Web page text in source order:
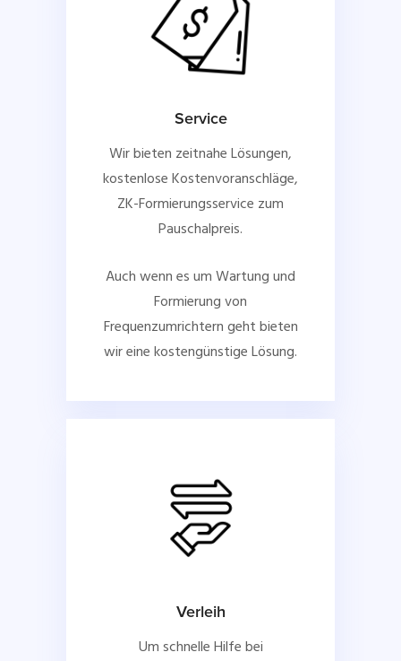
Service
Wir bieten zeitnahe Lösungen,
kostenlose Kostenvoranschläge,
ZK-Formierungsservice zum
Pauschalpreis.
Auch wenn es um Wartung und
Formierung von
Frequenzumrichtern geht bieten
wir eine kostengünstige Lösung.
Verleih
Um schnelle Hilfe bei